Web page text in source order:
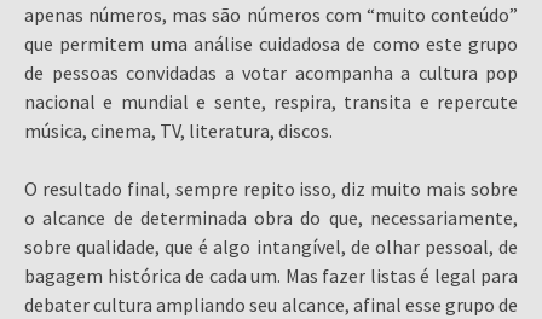
apenas números, mas são números com “muito conteúdo”
que permitem uma análise cuidadosa de como este grupo
de pessoas convidadas a votar acompanha a cultura pop
nacional e mundial e sente, respira, transita e repercute
música, cinema, TV, literatura, discos.
O resultado final, sempre repito isso, diz muito mais sobre
o alcance de determinada obra do que, necessariamente,
sobre qualidade, que é algo intangível, de olhar pessoal, de
bagagem histórica de cada um. Mas fazer listas é legal para
debater cultura ampliando seu alcance, afinal esse grupo de